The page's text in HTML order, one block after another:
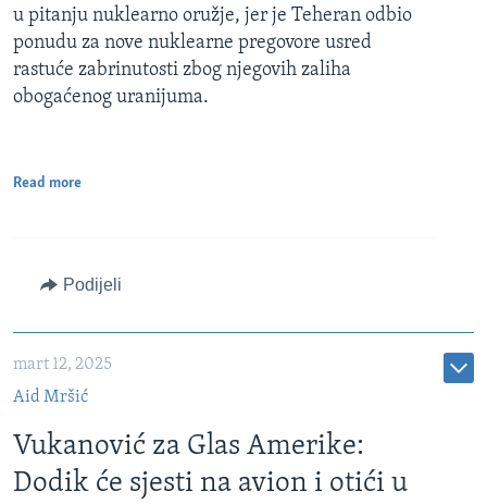
u pitanju nuklearno oružje, jer je Teheran odbio
ponudu za nove nuklearne pregovore usred
rastuće zabrinutosti zbog njegovih zaliha
obogaćenog uranijuma.
Read more
Podijeli
mart 12, 2025
Aid Mršić
Vukanović za Glas Amerike:
Dodik će sjesti na avion i otići u